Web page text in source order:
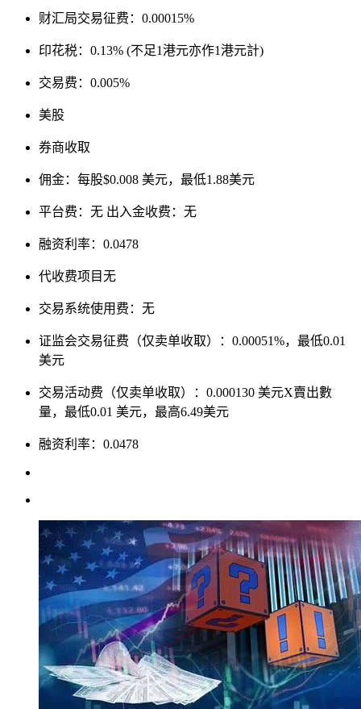
财汇局交易征费：0.00015%
印花税：0.13% (不足1港元亦作1港元計)
交易费：0.005%
美股
券商收取
佣金：每股$0.008 美元，最低1.88美元
平台费：无 出入金收费：无
融资利率：0.0478
代收费项目无
交易系统使用费：无
证监会交易征费（仅卖单收取）：0.00051%，最低0.01
美元
交易活动费（仅卖单收取）：0.000130 美元X賣出數
量，最低0.01 美元，最高6.49美元
融资利率：0.0478